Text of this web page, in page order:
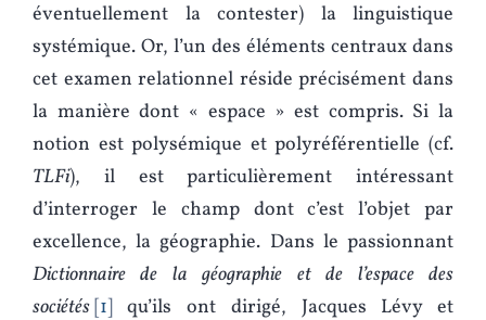
éventuellement la contester) la linguistique
systémique. Or, l’un des éléments centraux dans
cet examen relationnel réside précisément dans
la manière dont « espace » est compris. Si la
notion est polysémique et polyréférentielle (cf.
TLFi), il est particulièrement intéressant
d’interroger le champ dont c’est l’objet par
excellence, la géographie. Dans le passionnant
Dictionnaire de la géographie et de l’espace des
sociétés 1
qu’ils ont dirigé, Jacques Lévy et